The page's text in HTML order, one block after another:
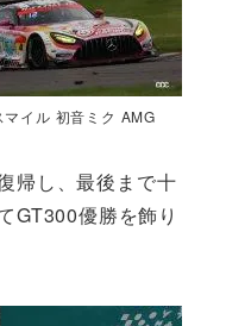
マイル 初音ミク AMG
帰し、最後まで十
GT300優勝を飾り